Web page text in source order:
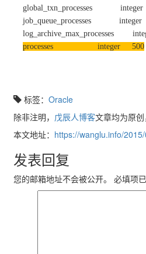
global_txn_processes
job_queue_processes
log_archive_max_processes
processes integer 500
标签： Oracle
除非注明， 戊辰人博客文章均为原
本文地址： https://wanglu.info/
发表回复
您的邮箱地址不会被公开。 必填项